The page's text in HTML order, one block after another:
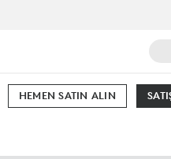
HEMEN SATIN ALIN